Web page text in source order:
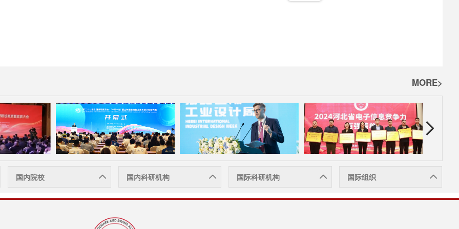
MORE>
国内院校 国内科研机构 国际科研机构 国际组织